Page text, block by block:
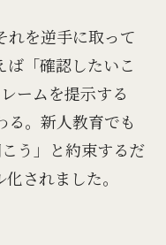
れを逆手に取って
ば「確認したいこ
ームを提示する
る。新人教育でも
う」と約束するだ
されました。